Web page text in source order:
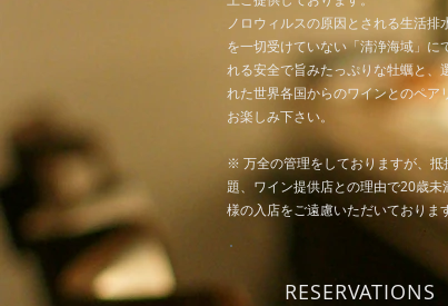
ノロウィルスの原因とされる生活排
を一切受けていない「清浄海域」に
れる安全で旨みたっぷりな牡蠣と、
れた世界各国からのワインとのペア
お楽しみ下さい。
※ 万全の管理をしておりますが、抵
題、ワイン提供店との理由で20歳未
様の入店をご遠慮いただいております
RESERVATIONS